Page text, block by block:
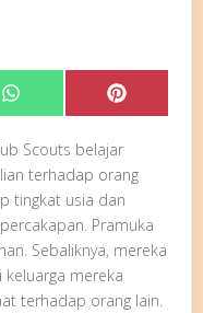
Share
on
WhatsApp Share
on
Pinterest
Scouts belajar
terhadap orang
tingkat usia dan
Pramuka
Sebaliknya, mereka
mereka
terhadap orang lain.